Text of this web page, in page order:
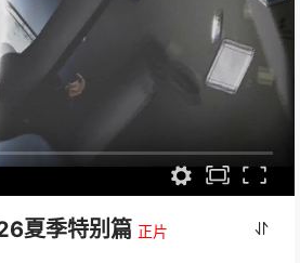
夏季特别篇 正片